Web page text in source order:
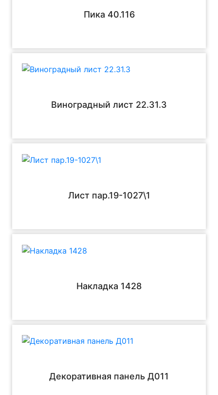
Пика 40.116
Виноградный лист 22.31.3
Лист пар.19-1027\1
Накладка 1428
Декоративная панель Д011